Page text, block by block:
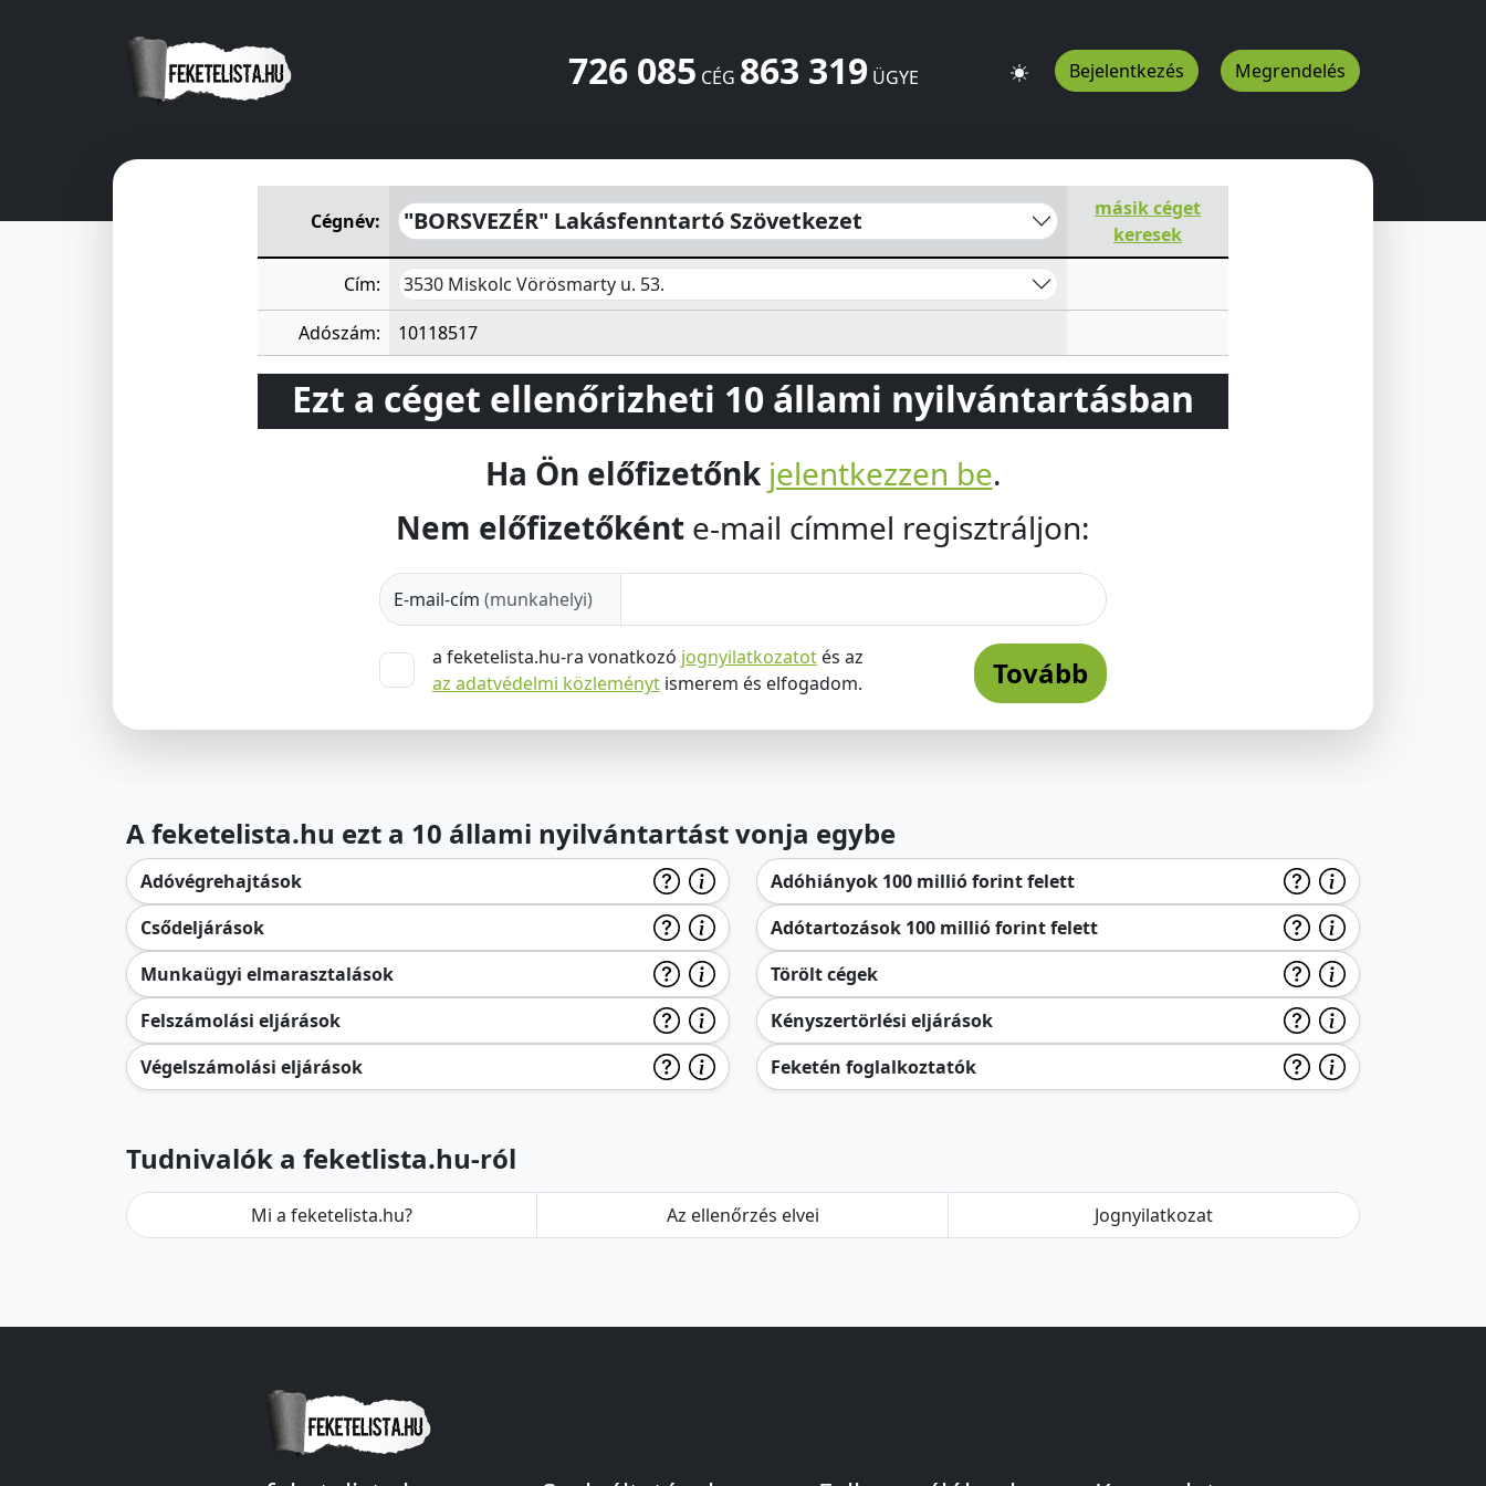
726 085 CÉG 863 319ÜGYE Bejelentkezés Megrendelés
"BORSVEZÉR" Lakásfenntartó SzövetkezetVörösmarty u. 53.Miskolc3530HU
Cégnév:
"BORSVEZÉR" Lakásfenntartó Szövetkezet
másik céget
keresek
Cím: 3530 Miskolc Vörösmarty u. 53.
Adószám: 10118517
Ezt a céget ellenőrizheti 10 állami nyilvántartásban
Ha Ön előfizetőnk jelentkezzen be.
Nem előfizetőként e-mail címmel regisztráljon:
E-mail-cím (munkahelyi)
a feketelista.hu-ra vonatkozó jognyilatkozatotés az
az adatvédelmi közleménytismerem és elfogadom. Tovább
A feketelista.hu ezt a 10 állami nyilvántartást vonja egybe
Adóvégrehajtások
Csődeljárások
Munkaügyi elmarasztalások
Felszámolási eljárások
Végelszámolási eljárások
Adóhiányok 100 millió forint felett
Adótartozások 100 millió forint felett
Törölt cégek
Kényszertörlési eljárások
Feketén foglalkoztatók
Tudnivalók a feketlista.hu-ról
Mi a feketelista.hu? Az ellenőrzés elvei Jognyilatkozat